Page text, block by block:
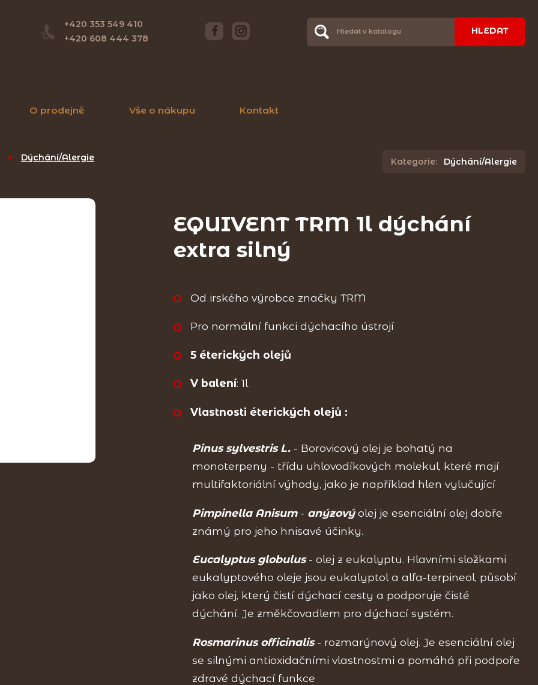
+420 353 549 410
+420 608 444 378
HLEDAT
O prodejně Vše o nákupu Kontakt
> Dýchání/Alergie Kategorie: Dýchání/Alergie
EQUIVENT TRM 1l dýchání
extra silný
Od irského výrobce značky TRM
Pro normální funkci dýchacího ústrojí
5 éterických olejů
V balení: 1l
Vlastnosti éterických olejů :
Pinus sylvestris L.- Borovicový olej je bohatý na
monoterpeny - třídu uhlovodíkových molekul, které mají
multifaktoriální výhody, jako je například hlen vylučující
Pimpinella Anisum- anýzovýolej je esenciální olej dobře
známý pro jeho hnisavé účinky.
Eucalyptus globulus- olej z eukalyptu. Hlavními složkami
eukalyptového oleje jsou eukalyptol a alfa-terpineol, působí
jako olej, který čistí dýchací cesty a podporuje čisté
dýchání. Je změkčovadlem pro dýchací systém.
Rosmarinus officinalis- rozmarýnový olej. Je esenciální olej
se silnými antioxidačními vlastnostmi a pomáhá při podpoře
zdravé dýchací funkce